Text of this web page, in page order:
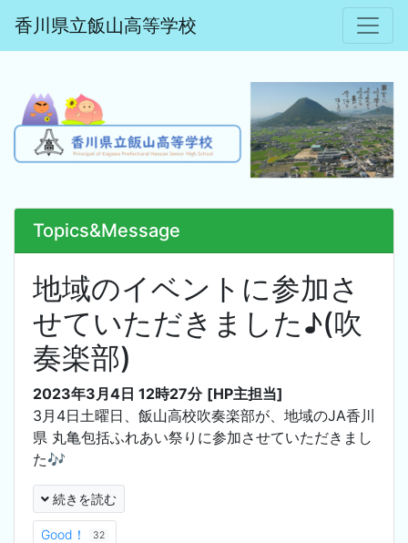
香川県立飯山高等学校
Topics&Message
地域のイベントに参加さ
せていただきました♪(吹
奏楽部)
2023年3月4日 12時27分 [HP主担当]
3月4日土曜日、飯山高校吹奏楽部が、地域のJA香川
県 丸亀包括ふれあい祭りに参加させていただきまし
た🎶
続きを読む
Good！ 32